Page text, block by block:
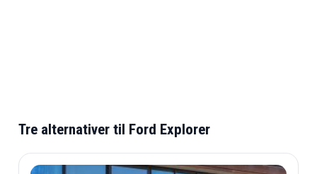
Tre alternativer til Ford Explorer